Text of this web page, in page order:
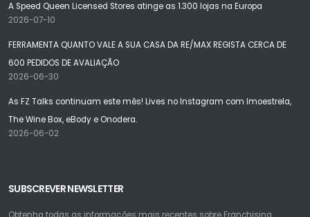
A Speed Queen Licensed Stores atinge as 1.300 lojas na Europa
2026-07-10
FERRAMENTA QUANTO VALE A SUA CASA DA RE/MAX REGISTA CERCA DE
600 PEDIDOS DE AVALIAÇÃO
2026-06-30
As FZ Talks continuam este mês! Lives no Instagram com Imoestrela,
The Wine Box, eBody e Onodera.
2026-06-02
SUBSCREVER NEWSLETTER